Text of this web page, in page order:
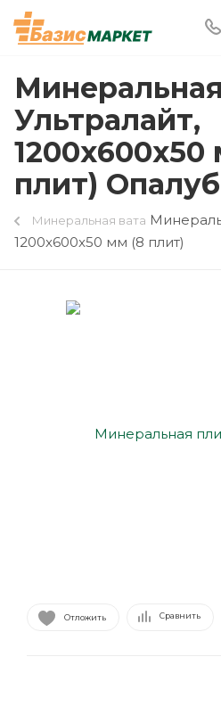
Ультралайт,
1200x600x50
плит)
Минеральная вата
1200x600x50 мм (8 плит)
Отложить Сравнить